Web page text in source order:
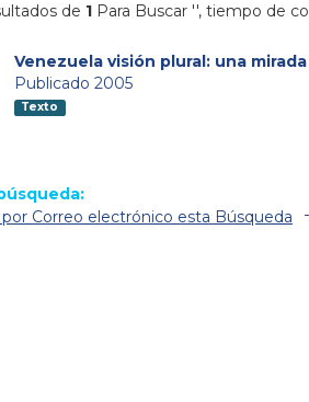
de 1 Para Buscar '', tiempo de
Venezuela visión plural: una mirada
Publicado 2005
Texto
por Correo electrónico esta Búsqueda